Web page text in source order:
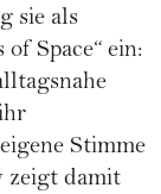
sie als
Space“ ein:
Stimme
zeigt damit